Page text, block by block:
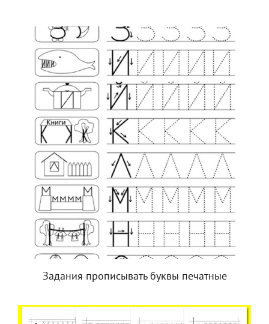
Задания прописывать буквы печатные